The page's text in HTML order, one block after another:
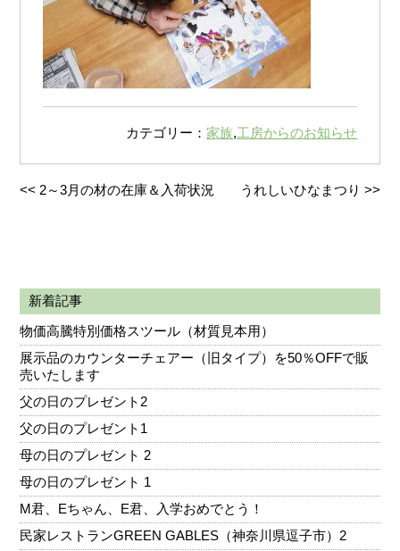
カテゴリー：家族,工房からのお知らせ
<< 2～3月の材の在庫＆入荷状況 うれしいひなまつり >>
新着記事
物価高騰特別価格スツール（材質見本用）
展示品のカウンターチェアー（旧タイプ）を50％OFFで販
売いたします
父の日のプレゼント2
父の日のプレゼント1
母の日のプレゼント 2
母の日のプレゼント 1
M君、Eちゃん、E君、入学おめでとう！
民家レストランGREEN GABLES（神奈川県逗子市）2